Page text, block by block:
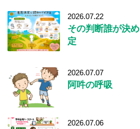
2026.07.22
その判断誰が決
定
2026.07.07
阿吽の呼吸
2026.07.06